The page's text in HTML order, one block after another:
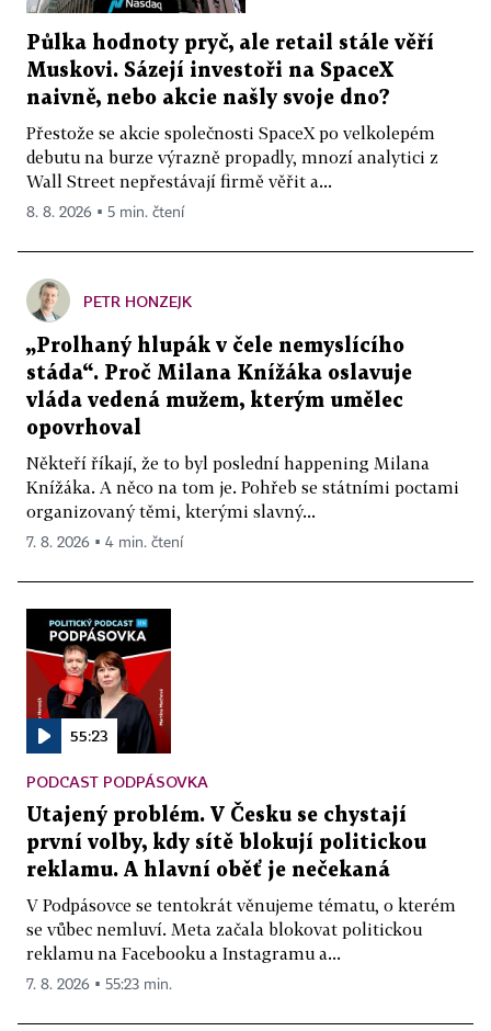
Půlka hodnoty pryč, ale retail stále věří
Muskovi. Sázejí investoři na SpaceX
naivně, nebo akcie našly svoje dno?
Přestože se akcie společnosti SpaceX po velkolepém
debutu na burze výrazně propadly, mnozí analytici z
Wall Street nepřestávají firmě věřit a...
8. 8. 2026 ▪ 5 min. čtení
PETR HONZEJK
„Prolhaný hlupák v čele nemyslícího
stáda“. Proč Milana Knížáka oslavuje
vláda vedená mužem, kterým umělec
opovrhoval
Někteří říkají, že to byl poslední happening Milana
Knížáka. A něco na tom je. Pohřeb se státními poctami
organizovaný těmi, kterými slavný...
7. 8. 2026 ▪ 4 min. čtení
55:23
PODCAST PODPÁSOVKA
Utajený problém. V Česku se chystají
první volby, kdy sítě blokují politickou
reklamu. A hlavní oběť je nečekaná
V Podpásovce se tentokrát věnujeme tématu, o kterém
se vůbec nemluví. Meta začala blokovat politickou
reklamu na Facebooku a Instagramu a...
7. 8. 2026 ▪ 55:23 min.